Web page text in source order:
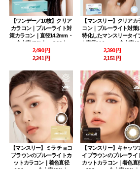
【ワンデー／10枚】クリア
カラコン｜ブルーライト対
策カラコン｜直径14.2mm・
含水率48％｜～-8.00｜
PREMIUM アンチブルー
（Anti Blue）
2,490 円
2,241 円
【マンスリー】クリアカ
コン｜ブルーライト対策
特化したマンスリータイ
｜直径14.1mm・含水率42
｜～-8.00｜PREMIUM アン
チブルー（Anti Blue）
2,390 円
2,151 円
【マンスリー】ミラ チョコ
ブラウンのブルーライトカ
ットカラコン｜着色直径
【マンスリー】キャッツ
イブラウンのブルーライ
カットカラコン｜着色直